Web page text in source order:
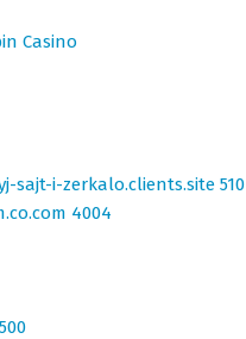
Casino
sajt-i-zerkalo.clients.site 510
4004